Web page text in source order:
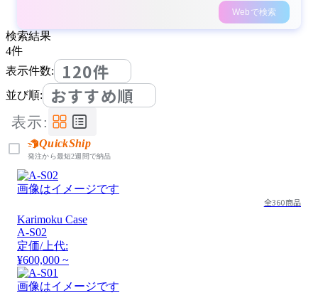
Webで検索
検索結果
4件
表示件数:
120件
並び順: おすすめ順
表示:
QuickShip
発注から最短2週間で納品
画像はイメージです
全360商品
Karimoku Case
A-S02
定価/上代:
¥600,000 ~
画像はイメージです